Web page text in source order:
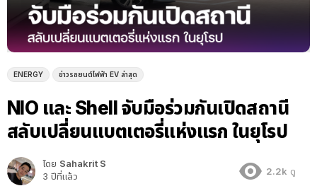
ENERGY ข่าวรถยนต์ไฟฟ้า EV ล่าสุด
NIO และ Shell จับมือร่วมกันเปิดสถานี
สลับเปลี่ยนแบตเตอรี่แห่งแรก ในยุโรป
โดย Sahakrit S
3 ปีที่แล้ว
2.2k ดู